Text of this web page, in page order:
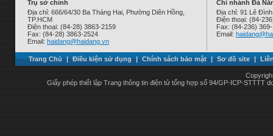
Trụ sở chính
Địa chỉ: 666/64/30 Ba Tháng Hai, Phường Diên Hồng,
TP.HCM
Điện thoại: (84-28) 3863-2159
Fax: (84-28) 3863-2524
Email: haidang@haidang.vn
Chi nhánh Đà
Địa chỉ: 91 Lê
Điện thoại: (84-
Fax: (84-236)
Email:
Trang Chủ | Điều kiện sử dụng | Chính sách bảo mật | Sơ đồ site |
Giấy phép thiết lập Trang thông tin điện tử tổng hợp số 94/GP-ICP-STTTT